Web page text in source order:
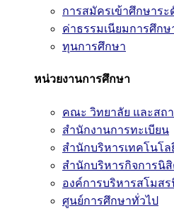
การสมัครเข้าศึกษาร
ค่าธรรมเนียมการศึกษ
ทุนการศึกษา
หน่วยงานการศึกษา
คณะ วิทยาลัย และสถ
สำนักงานการทะเบียน
สำนักบริหารเทคโนโล
สำนักบริหารกิจการนิ
องค์การบริหารสโมส
ศูนย์การศึกษาทั่วไป